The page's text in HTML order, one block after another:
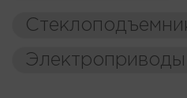
Электроприводы